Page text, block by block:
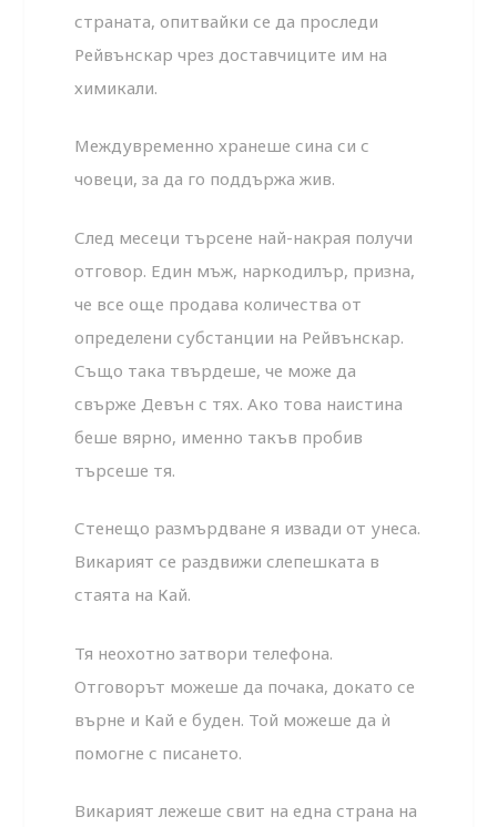
страната, опитвайки се да проследи
Рейвънскар чрез доставчиците им на
химикали.
Междувременно хранеше сина си с
човеци, за да го поддържа жив.
След месеци търсене най-накрая получи
отговор. Един мъж, наркодилър, призна,
че все още продава количества от
определени субстанции на Рейвънскар.
Също така твърдеше, че може да
свърже Девън с тях. Ако това наистина
беше вярно, именно такъв пробив
търсеше тя.
Стенещо размърдване я извади от унеса.
Викарият се раздвижи слепешката в
стаята на Кай.
Тя неохотно затвори телефона.
Отговорът можеше да почака, докато се
върне и Кай е буден. Той можеше да ѝ
помогне с писането.
Викарият лежеше свит на една страна на